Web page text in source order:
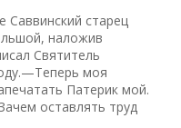
старец
наложив
Святитель
моя
Патерик мой.
оставлять труд